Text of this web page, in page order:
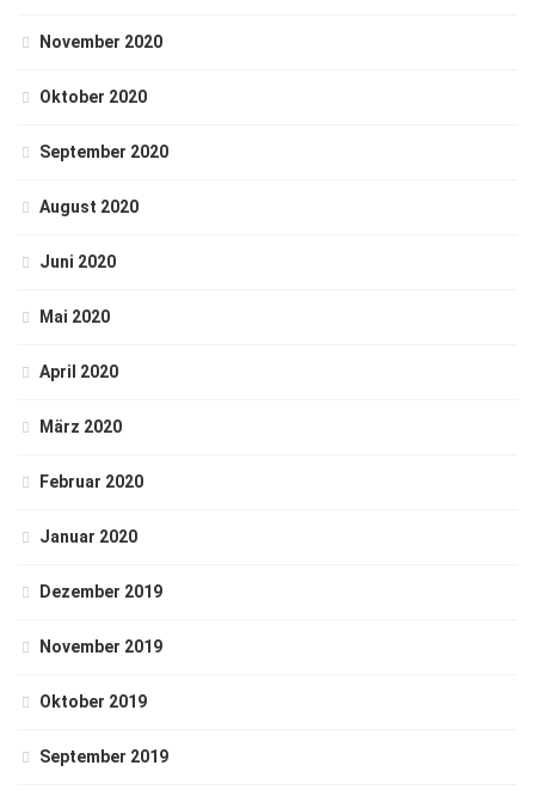
November 2020
Oktober 2020
September 2020
August 2020
Juni 2020
Mai 2020
April 2020
März 2020
Februar 2020
Januar 2020
Dezember 2019
November 2019
Oktober 2019
September 2019